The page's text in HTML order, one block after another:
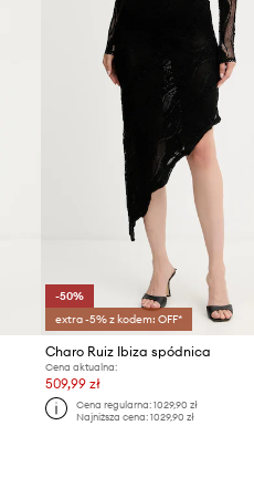
-50%
extra -5% z kodem: OFF*
Charo Ruiz Ibiza spódnica
Cena aktualna:
509,99 zł
Cena regularna: 1029,90 zł
Najniższa cena: 1029,90 zł